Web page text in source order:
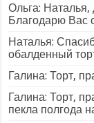
Ольга: Наталья,
Благодарю Вас
Наталья:
обалденный
Галина: Торт,
Галина: Торт,
пекла полгода